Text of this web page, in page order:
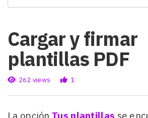
Cargar y firmar
plantillas PDF
262 views 1
La opción Tus plantillas se